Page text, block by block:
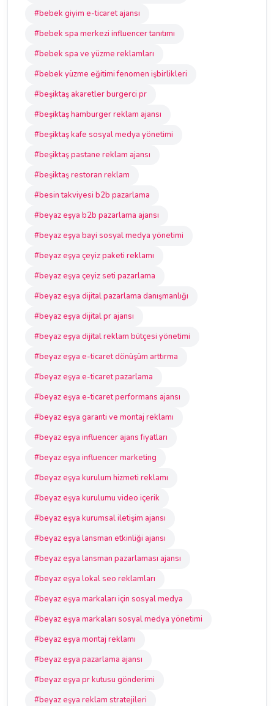
#bebek giyim e-ticaret ajansı
#bebek spa merkezi influencer tanıtımı
#bebek spa ve yüzme reklamları
#bebek yüzme eğitimi fenomen işbirlikleri
#beşiktaş akaretler burgerci pr
#beşiktaş hamburger reklam ajansı
#beşiktaş kafe sosyal medya yönetimi
#beşiktaş pastane reklam ajansı
#beşiktaş restoran reklam
#besin takviyesi b2b pazarlama
#beyaz eşya b2b pazarlama ajansı
#beyaz eşya bayi sosyal medya yönetimi
#beyaz eşya çeyiz paketi reklamı
#beyaz eşya çeyiz seti pazarlama
#beyaz eşya dijital pazarlama danışmanlığı
#beyaz eşya dijital pr ajansı
#beyaz eşya dijital reklam bütçesi yönetimi
#beyaz eşya e-ticaret dönüşüm arttırma
#beyaz eşya e-ticaret pazarlama
#beyaz eşya e-ticaret performans ajansı
#beyaz eşya garanti ve montaj reklamı
#beyaz eşya influencer ajans fiyatları
#beyaz eşya influencer marketing
#beyaz eşya kurulum hizmeti reklamı
#beyaz eşya kurulumu video içerik
#beyaz eşya kurumsal iletişim ajansı
#beyaz eşya lansman etkinliği ajansı
#beyaz eşya lansman pazarlaması ajansı
#beyaz eşya lokal seo reklamları
#beyaz eşya markaları için sosyal medya
#beyaz eşya markaları sosyal medya yönetimi
#beyaz eşya montaj reklamı
#beyaz eşya pazarlama ajansı
#beyaz eşya pr kutusu gönderimi
#beyaz eşya reklam stratejileri